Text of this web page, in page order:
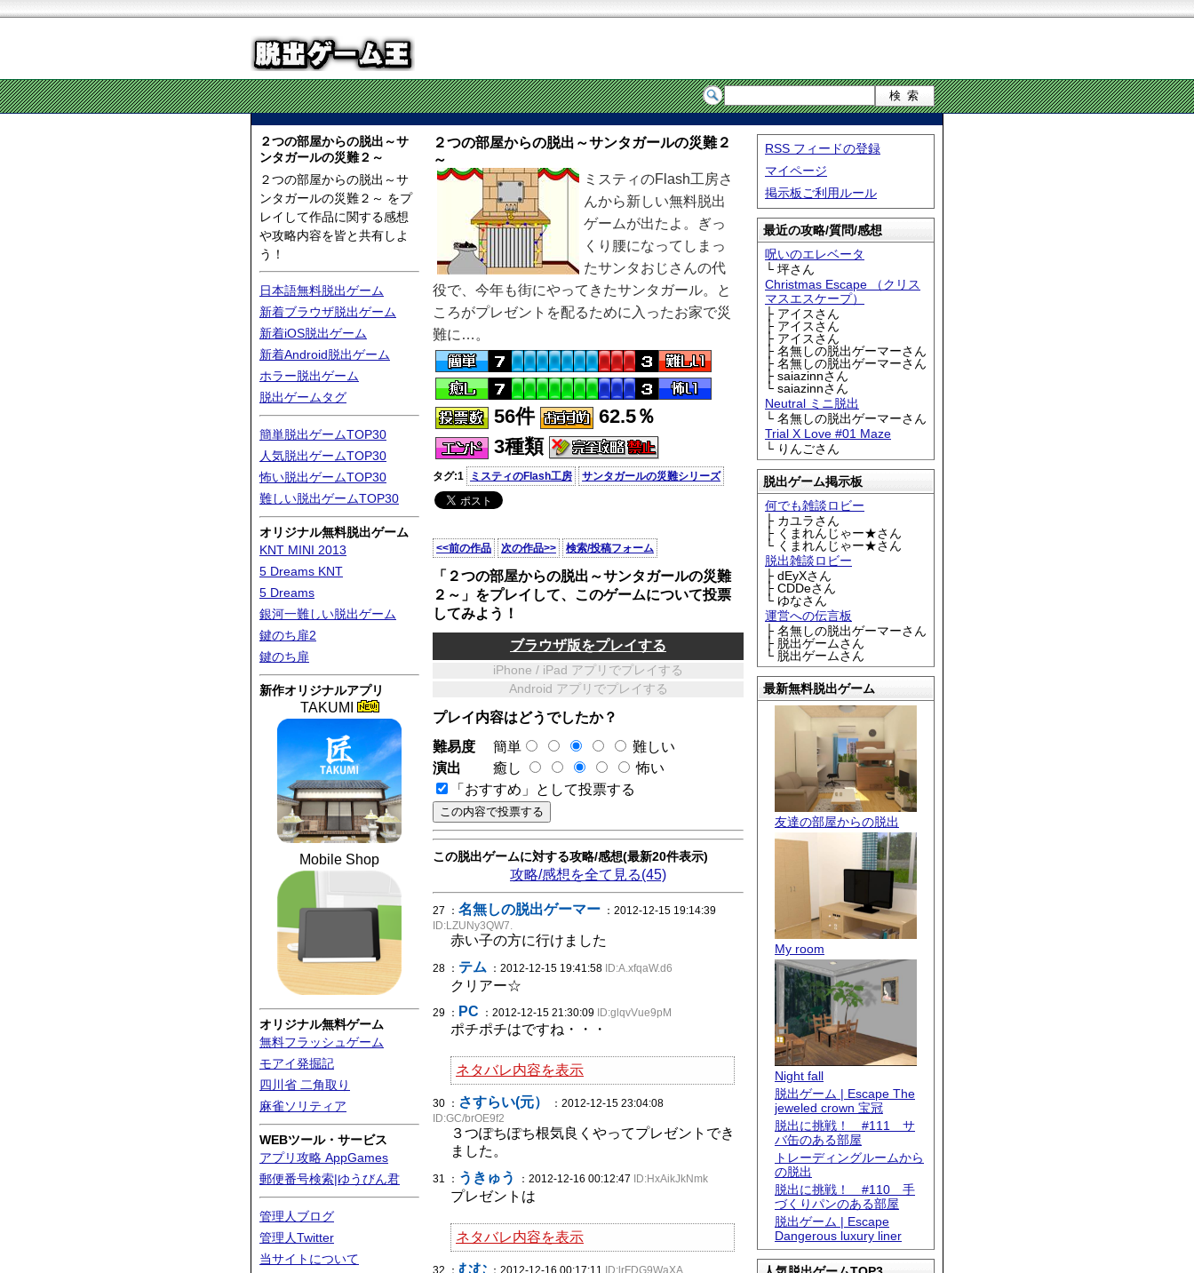
２つの部屋からの脱出～サ
ンタガールの災難２～
２つの部屋からの脱出～サ
ンタガールの災難２～ をプ
レイして作品に関する感想
や攻略内容を皆と共有しよ
う！
日本語無料脱出ゲーム
新着ブラウザ脱出ゲーム
新着iOS脱出ゲーム
新着Android脱出ゲーム
ホラー脱出ゲーム
脱出ゲームタグ
簡単脱出ゲームTOP30
人気脱出ゲームTOP30
怖い脱出ゲームTOP30
難しい脱出ゲームTOP30
オリジナル無料脱出ゲーム
KNT MINI 2013
5 Dreams KNT
5 Dreams
銀河一難しい脱出ゲーム
鍵のち扉2
鍵のち扉
新作オリジナルアプリ
TAKUMI
Mobile Shop
オリジナル無料ゲーム
無料フラッシュゲーム
モアイ発掘記
四川省 二角取り
麻雀ソリティア
WEBツール・サービス
アプリ攻略 AppGames
郵便番号検索|ゆうびん君
管理人ブログ
管理人Twitter
当サイトについて
RSS フィードの登録
マイページ
掲示板ご利用ルール
最近の攻略/質問/感想
呪いのエレベータ
└ 坪さん
Christmas Escape （クリス
マスエスケープ）
├ アイスさん
├ アイスさん
├ アイスさん
├ 名無しの脱出ゲーマーさん
├ 名無しの脱出ゲーマーさん
├ saiazinnさん
└ saiazinnさん
Neutral ミニ脱出
└ 名無しの脱出ゲーマーさん
Trial X Love #01 Maze
└ りんごさん
脱出ゲーム掲示板
何でも雑談ロビー
├ カユラさん
├ くまれんじゃー★さん
└ くまれんじゃー★さん
脱出雑談ロビー
├ dEyXさん
├ CDDeさん
└ ゆなさん
運営への伝言板
├ 名無しの脱出ゲーマーさん
├ 脱出ゲームさん
└ 脱出ゲームさん
最新無料脱出ゲーム
友達の部屋からの脱出
My room
Night fall
脱出ゲーム | Escape The
jeweled crown 宝冠
脱出に挑戦！ #111 サ
バ缶のある部屋
トレーディングルームから
の脱出
脱出に挑戦！ #110 手
づくりパンのある部屋
脱出ゲーム | Escape
Dangerous luxury liner
２つの部屋からの脱出～サンタガールの災難２
～
ミスティのFlash工房さ
んから新しい無料脱出
ゲームが出たよ。ぎっ
くり腰になってしまっ
たサンタおじさんの代
役で、今年も街にやってきたサンタガール。と
ころがプレゼントを配るために入ったお家で災
難に…。
56件
62.5％
3種類
タグ:1 ミスティのFlash工房 サンタガールの災難シリーズ
<<前の作品 次の作品>> 検索/投稿フォーム
「２つの部屋からの脱出～サンタガールの災難
２～」をプレイして、このゲームについて投票
してみよう！
ブラウザ版をプレイする
iPhone / iPad アプリでプレイする
Android アプリでプレイする
プレイ内容はどうでしたか？
難易度
簡単
難しい
演出
癒し
怖い
「おすすめ」として投票する
この脱出ゲームに対する攻略/感想(最新20件表示)
攻略/感想を全て見る(45)
27 ： 名無しの脱出ゲーマー ：2012-12-15 19:14:39
ID:LZUNy3QW7.
赤い子の方に行けました
28 ： テム ：2012-12-15 19:41:58 ID:A.xfqaW.d6
クリアー☆
29 ： PC ：2012-12-15 21:30:09 ID:glqvVue9pM
ポチポチはですね・・・
ネタバレ内容を表示
30 ： さすらい(元）
：2012-12-15 23:04:08
ID:GC/brOE9f2
３つぽちぽち根気良くやってプレゼントでき
ました。
31 ： うきゅう ：2012-12-16 00:12:47 ID:HxAikJkNmk
プレゼントは
ネタバレ内容を表示
32 ： むむ ：2012-12-16 00:17:11 ID:lrFDG9WaXA